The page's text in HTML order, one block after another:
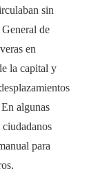
sin
de
en
la capital​ y
algunas
para